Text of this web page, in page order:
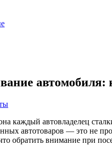
каждый автовладелец
автотоваров — это не
обратить внимание при